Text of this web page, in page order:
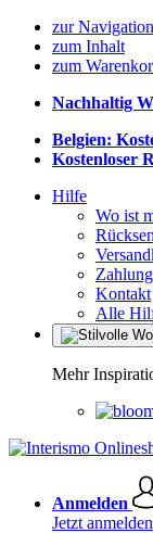
zur Navigation
zum Inhalt
zum
Nachhaltig
Belgien:
Kostenloser
Hilfe
Wo ist
Kontakt
Alle
Mehr
Anmelden
Jetzt anmelden